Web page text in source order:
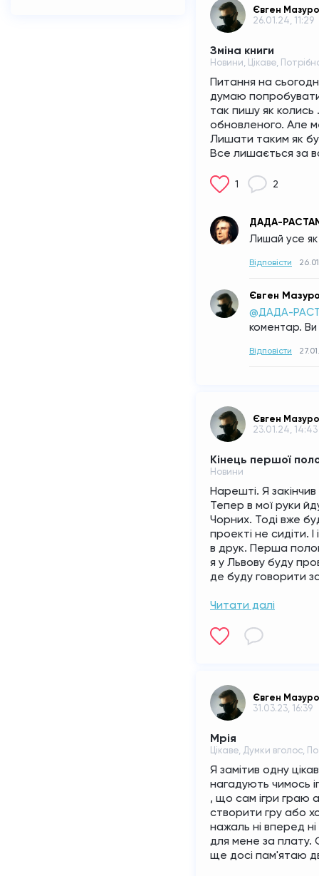
Євген
26.01.24, 11:29
Зміна книги
Новини, Цікаве,
Питання на
думаю попробувати
так пишу як
обновленого. Але
Лишати таким як
Все лишається за
1 2
ДАДА-
Лишай усе
Відповісти
Євген
@ДАДА-
коментар. Ви
Відповісти
Євген
23.01.24, 14:43
Кінець першої
Новини
Нарешті. Я
Тепер в мої руки
Чорних. Тоді вже
проекті не сидіти.
в друк. Перша
я у Львову буду
де буду говорити
Читати далі
Євген
31.03.23, 16:39
Мрія
Цікаве, Думки вголос,
Я замітив одну
нагадують чимось
, що сам ігри граю
створити гру або
нажаль ні вперед
для мене за плату.
ще досі пам'ятаю